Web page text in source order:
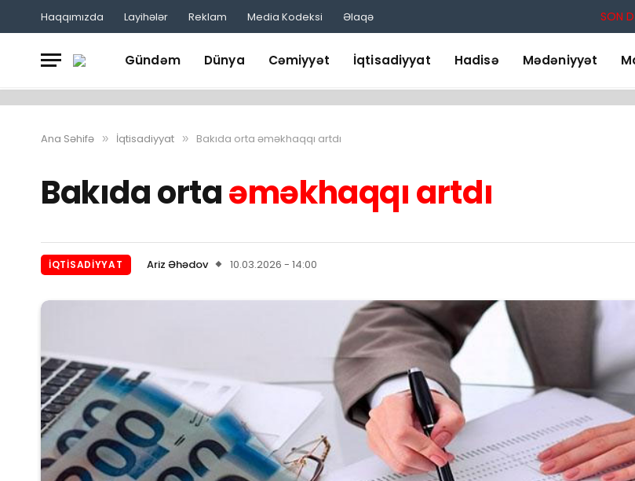
Haqqımızda Layihələr Reklam Media Kodeksi Əlaqə SON
Gündəm Dünya Cəmiyyət İqtisadiyyat Hadisə Mədəniyyət
Ana Səhifə » İqtisadiyyat » Bakıda orta əməkhaqqı artdı
Bakıda ortaəməkhaqqı artdı
İQTISADIYYAT Ariz Əhədov 10.03.2026 - 14:00